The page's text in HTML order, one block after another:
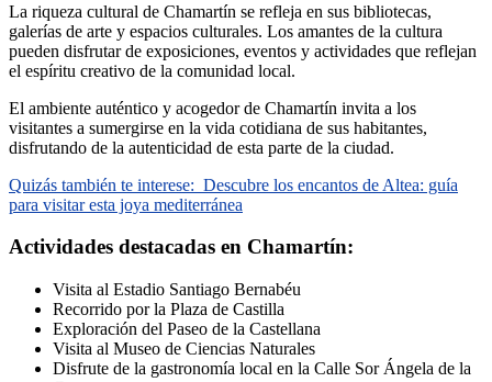
La riqueza cultural de Chamartín se refleja en sus bibliotecas,
galerías de arte y espacios culturales. Los amantes de la cultura
pueden disfrutar de exposiciones, eventos y actividades que reflejan
el espíritu creativo de la comunidad local.
El ambiente auténtico y acogedor de Chamartín invita a los
visitantes a sumergirse en la vida cotidiana de sus habitantes,
disfrutando de la autenticidad de esta parte de la ciudad.
Quizás también te interese: Descubre los encantos de Altea: guía
para visitar esta joya mediterránea
Actividades destacadas en Chamartín:
Visita al Estadio Santiago Bernabéu
Recorrido por la Plaza de Castilla
Exploración del Paseo de la Castellana
Visita al Museo de Ciencias Naturales
Disfrute de la gastronomía local en la Calle Sor Ángela de la